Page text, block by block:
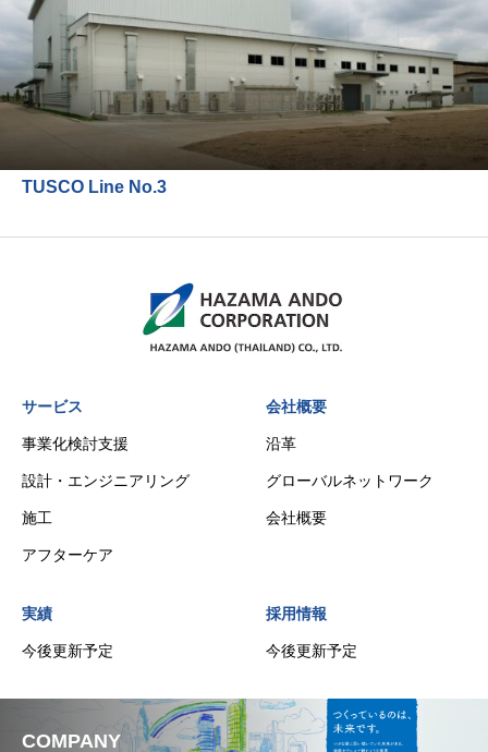
TUSCO Line No.3
サービス
事業化検討支援
設計・エンジニアリング
施工
アフターケア
会社概要
沿革
グローバルネットワーク
会社概要
実績
今後更新予定
採用情報
今後更新予定
COMPANY